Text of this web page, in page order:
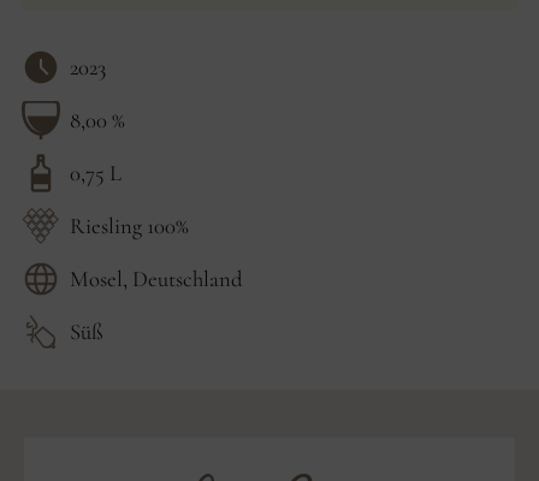
2023
8,00 %
0,75 L
Riesling 100%
Mosel, Deutschland
Süß